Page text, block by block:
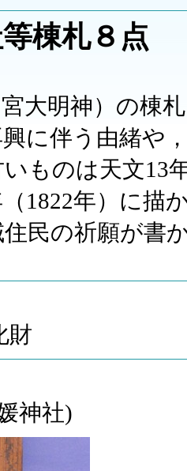
棟札８点
大明神）の棟
に伴う由緒や
ものは天文13
1822年）に描
民の祈願が書
財
神社)